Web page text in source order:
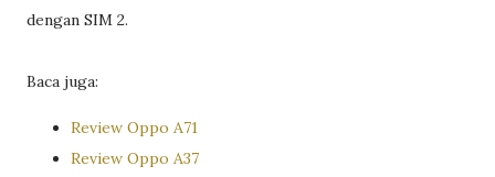
dengan SIM 2.
Baca juga:
Review Oppo A71
Review Oppo A37